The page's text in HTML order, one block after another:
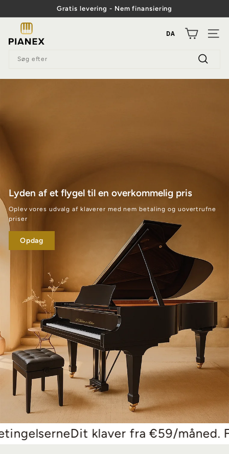
indhold
Diasshow
Gratis levering - Nem finansiering
i
n
DA
efter
Lyden af et flygel til en overkommelig pris
Oplev vores udvalg af klaverer med nem betaling og uovertrufne
priser
Opdag
Dit klaver fra €59/måned. Få